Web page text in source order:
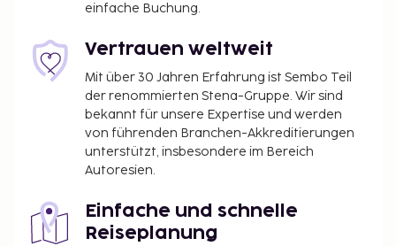
einfache Buchung.
Vertrauen weltweit
Mit über 30 Jahren Erfahrung ist Sembo Teil
der renommierten Stena-Gruppe. Wir sind
bekannt für unsere Expertise und werden
von führenden Branchen-Akkreditierungen
unterstützt, insbesondere im Bereich
Autoresien.
Einfache und schnelle
Reiseplanung